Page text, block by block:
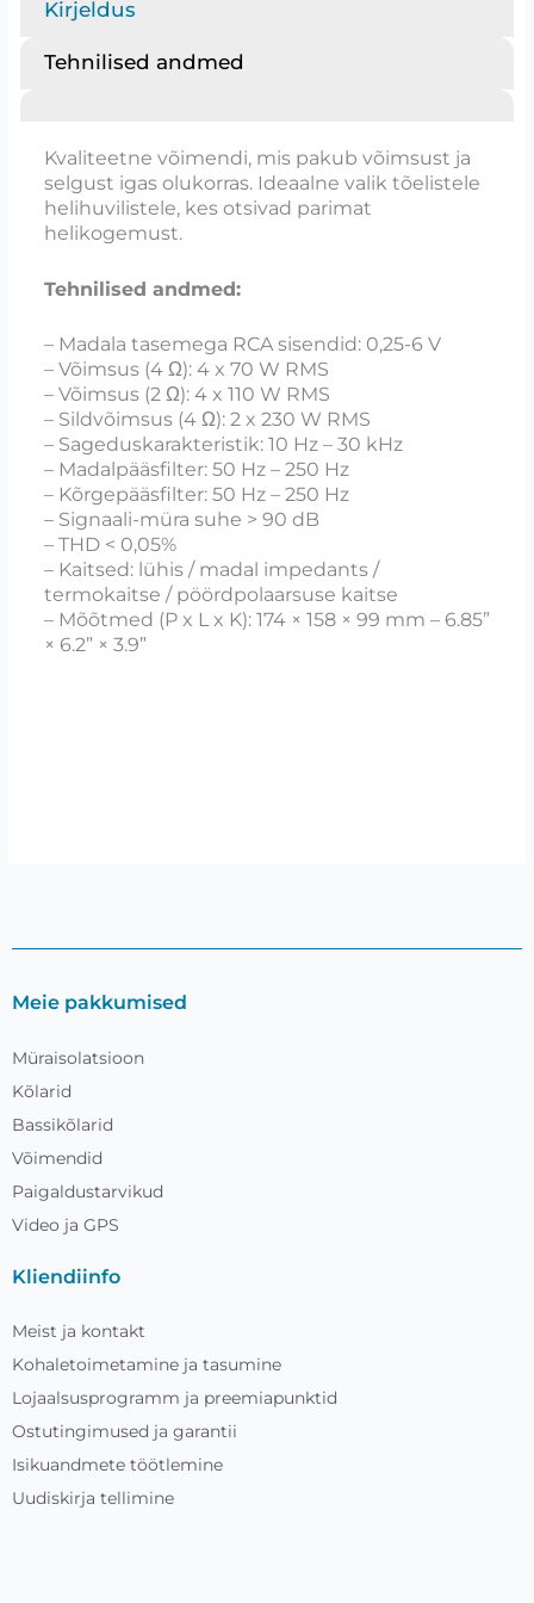
Kirjeldus
Tehnilised andmed
Kvaliteetne võimendi, mis pakub võimsust ja
selgust igas olukorras. Ideaalne valik tõelistele
helihuvilistele, kes otsivad parimat
helikogemust.
Tehnilised andmed:
– Madala tasemega RCA sisendid: 0,25-6 V
– Võimsus (4 Ω): 4 x 70 W RMS
– Võimsus (2 Ω): 4 x 110 W RMS
– Sildvõimsus (4 Ω): 2 x 230 W RMS
– Sageduskarakteristik: 10 Hz – 30 kHz
– Madalpääsfilter: 50 Hz – 250 Hz
– Kõrgepääsfilter: 50 Hz – 250 Hz
– Signaali-müra suhe > 90 dB
– THD < 0,05%
– Kaitsed: lühis / madal impedants /
termokaitse / pöördpolaarsuse kaitse
– Mõõtmed (P x L x K): 174 × 158 × 99 mm – 6.85”
× 6.2” × 3.9”
Meie pakkumised
Müraisolatsioon
Kõlarid
Bassikõlarid
Võimendid
Paigaldustarvikud
Video ja GPS
Kliendiinfo
Meist ja kontakt
Kohaletoimetamine ja tasumine
Lojaalsusprogramm ja preemiapunktid
Ostutingimused ja garantii
Isikuandmete töötlemine
Uudiskirja tellimine